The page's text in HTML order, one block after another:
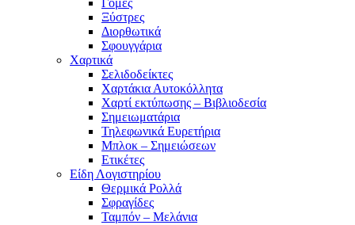
Γόμες
Ξύστρες
Διορθωτικά
Σφουγγάρια
Χαρτικά
Σελιδοδείκτες
Χαρτάκια Αυτοκόλλητα
Χαρτί εκτύπωσης – Βιβλιοδεσία
Σημειωματάρια
Τηλεφωνικά Ευρετήρια
Μπλοκ – Σημειώσεων
Ετικέτες
Είδη Λογιστηρίου
Θερμικά Ρολλά
Σφραγίδες
Ταμπόν – Μελάνια